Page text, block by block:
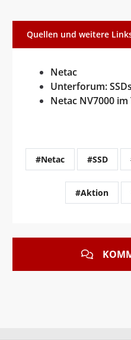
Quellen und weitere
Netac
Unterforum: SSDs
Netac NV7000 im
#Netac #SSD
#Aktion